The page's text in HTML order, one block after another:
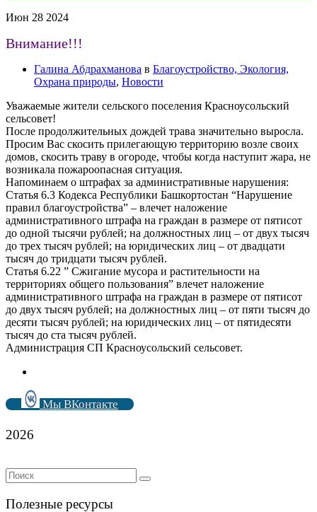
Июн 28 2024
Внимание!!!
Галина Абдрахманова в Благоустройство, Экология,
Охрана природы, Новости
Уважаемые жители сельского поселения Красноусольский
сельсовет!
После продолжительных дождей трава значительно выросла.
Просим Вас скосить прилегающую территорию возле своих
домов, скосить траву в огороде, чтобы когда наступит жара, не
возникала пожароопасная ситуация.
Напоминаем о штрафах за административные нарушения:
Статья 6.3 Кодекса Республики Башкортостан “Нарушение
правил благоустройства” – влечет наложение
административного штрафа на граждан в размере от пятисот
до одной тысячи рублей; на должностных лиц – от двух тысяч
до трех тысяч рублей; на юридических лиц – от двадцати
тысяч до тридцати тысяч рублей.
Статья 6.22 ” Сжигание мусора и растительности на
территориях общего пользования” влечет наложение
административного штрафа на граждан в размере от пятисот
до двух тысяч рублей; на должностных лиц – от пяти тысяч до
десяти тысяч рублей; на юридических лиц – от пятидесяти
тысяч до ста тысяч рублей.
Администрация СП Красноусольский сельсовет.
Мы ВКонтакте
2026
Полезные ресурсы